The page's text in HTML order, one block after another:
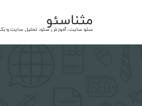
مثناسئو
سئو سایت، آموزش سئو، تحلیل سایت و